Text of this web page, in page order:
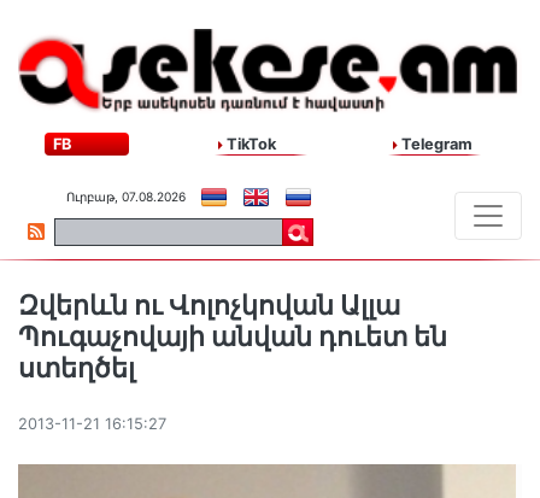
FB TikTok Telegram
Ուրբաթ, 07.08.2026
Զվերևն ու Վոլոչկովան Ալլա
Պուգաչովայի անվան դուետ են
ստեղծել
2013-11-21 16:15:27